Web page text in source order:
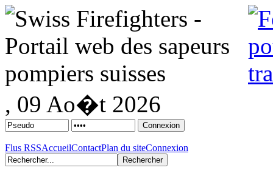
, 09 Ao�t 2026
Flus RSSAccueilContactPlan du siteConnexion